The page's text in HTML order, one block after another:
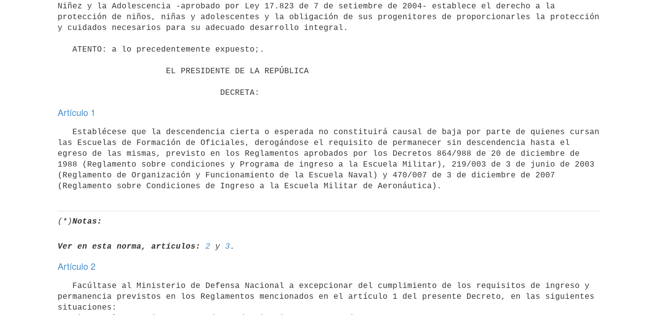
Niñez y la Adolescencia -aprobado por Ley 17.823 de 7 de setiembre de 2004- establece el derecho a la
protección de niños, niñas y adolescentes y la obligación de sus progenitores de proporcionarles la protección
y cuidados necesarios para su adecuado desarrollo integral.
Artículo 1
las Escuelas de Formación de Oficiales, derogándose el requisito de permanecer sin descendencia hasta el
egreso de las mismas, previsto en los Reglamentos aprobados por los Decretos 864/988 de 20 de diciembre de
1988 (Reglamento sobre condiciones y Programa de ingreso a la Escuela Militar), 219/003 de 3 de junio de 2003
(Reglamento de Organización y Funcionamiento de la Escuela Naval) y 470/007 de 3 de diciembre de 2007
(*)Notas:
Ver en esta norma, artículos: 2 y 3
Artículo 2
permanencia previstos en los Reglamentos mencionados en el artículo 1 del presente Decreto, en las siguientes
situaciones: